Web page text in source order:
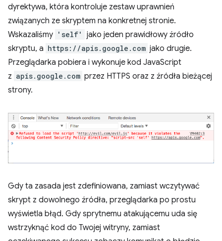
dyrektywa, która kontroluje zestaw uprawnień
związanych ze skryptem na konkretnej stronie.
Wskazaliśmy 'self'
jako jeden prawidłowy źródło
skryptu, a https://apis.google.com jako drugie.
Przeglądarka pobiera i wykonuje kod JavaScript
z apis.google.com przez HTTPS oraz z źródła bieżącej
strony.
Gdy ta zasada jest zdefiniowana, zamiast wczytywać
skrypt z dowolnego źródła, przeglądarka po prostu
wyświetla błąd. Gdy sprytnemu atakującemu uda się
wstrzyknąć kod do Twojej witryny, zamiast